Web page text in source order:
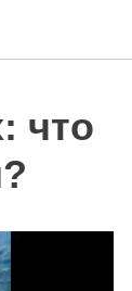
что